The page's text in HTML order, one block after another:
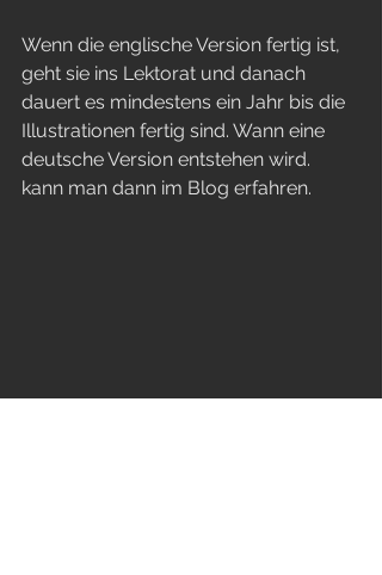
Wenn die englische Version fertig ist,
geht sie ins Lektorat und danach
dauert es mindestens ein Jahr bis die
Illustrationen fertig sind. Wann eine
deutsche Version entstehen wird.
kann man dann im Blog erfahren.